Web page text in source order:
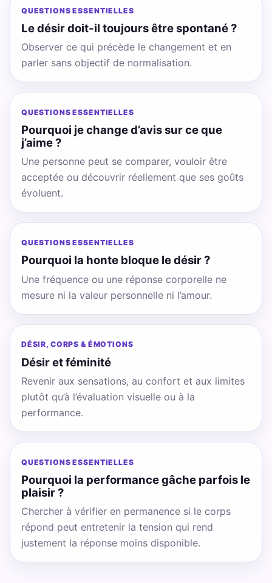
QUESTIONS ESSENTIELLES
Le désir doit-il toujours être spontané ?
Observer ce qui précède le changement et en
parler sans objectif de normalisation.
QUESTIONS ESSENTIELLES
Pourquoi je change d’avis sur ce que
j’aime ?
Une personne peut se comparer, vouloir être
acceptée ou découvrir réellement que ses goûts
évoluent.
QUESTIONS ESSENTIELLES
Pourquoi la honte bloque le désir ?
Une fréquence ou une réponse corporelle ne
mesure ni la valeur personnelle ni l’amour.
DÉSIR, CORPS & ÉMOTIONS
Désir et féminité
Revenir aux sensations, au confort et aux limites
plutôt qu’à l’évaluation visuelle ou à la
performance.
QUESTIONS ESSENTIELLES
Pourquoi la performance gâche parfois le
plaisir ?
Chercher à vérifier en permanence si le corps
répond peut entretenir la tension qui rend
justement la réponse moins disponible.